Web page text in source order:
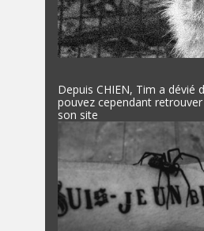
Depuis CHIEN, Tim a dévié
pouvez cependant
son site